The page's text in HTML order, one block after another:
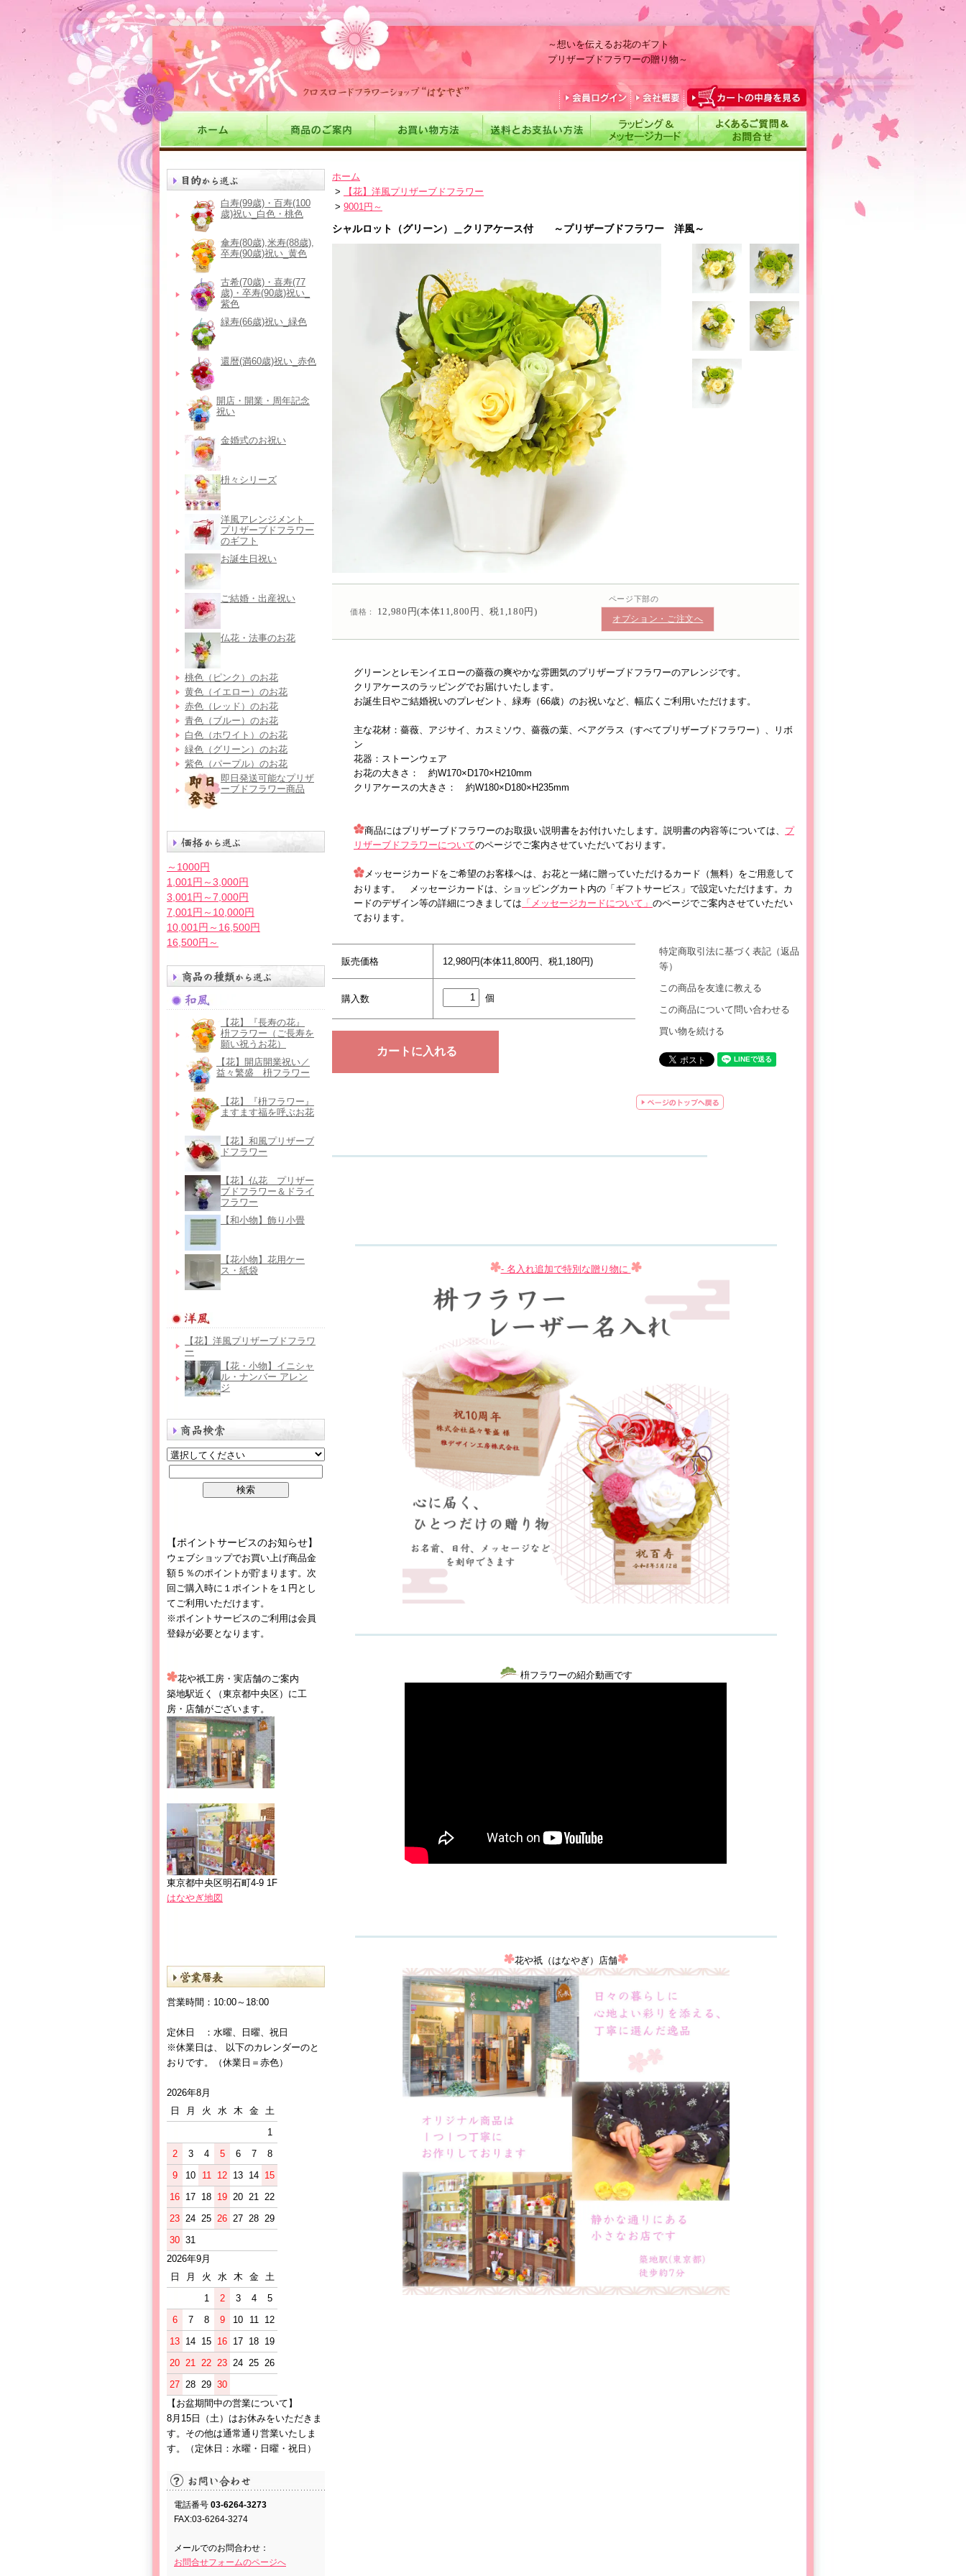
～想いを伝えるお花のギフト
プリザーブドフラワーの贈り物～
白寿(99歳)・百寿(100
歳)祝い_白色・桃色
傘寿(80歳),米寿(88歳),
卒寿(90歳)祝い_黄色
古希(70歳)・喜寿(77
歳)・卒寿(90歳)祝い_
紫色
緑寿(66歳)祝い_緑色
還暦(満60歳)祝い_赤色
開店・開業・周年記念
祝い
金婚式のお祝い
枡々シリーズ
洋風アレンジメント＿
プリザーブドフラワー
のギフト
お誕生日祝い
ご結婚・出産祝い
仏花・法事のお花
桃色（ピンク）のお花
黄色（イエロー）のお花
赤色（レッド）のお花
青色（ブルー）のお花
白色（ホワイト）のお花
緑色（グリーン）のお花
紫色（パープル）のお花
即日発送可能なプリザ
ーブドフラワー商品
～1000円
1,001円～3,000円
3,001円～7,000円
7,001円～10,000円
10,001円～16,500円
16,500円～
【花】『長寿の花』
枡フラワー（ご長寿を
願い祝うお花）
【花】開店開業祝い／
益々繁盛 枡フラワー
【花】『枡フラワー』
ますます福を呼ぶお花
【花】和風プリザーブ
ドフラワー
【花】仏花＿プリザー
ブドフラワー＆ドライ
フラワー
【和小物】飾り小畳
【花小物】花用ケー
ス・紙袋
【花】洋風プリザーブドフラワ
ー
【花・小物】イニシャ
ル・ナンバー アレン
ジ
【ポイントサービスのお知らせ】
ウェブショップでお買い上げ商品金
額５％のポイントが貯まります。次
回ご購入時に１ポイントを１円とし
てご利用いただけます。
※ポイントサービスのご利用は会員
登録が必要となります。
花や祇工房・実店舗のご案内
築地駅近く（東京都中央区）に工
房・店舗がございます。
東京都中央区明石町4-9 1F
はなやぎ地図
営業時間：10:00～18:00
定休日 ：水曜、日曜、祝日
※休業日は、 以下のカレンダーのと
おりです。（休業日＝赤色）
2026年8月
日
月 火 水 木 金
土
1
2
3 4 5 6 7
8
9
10 11 12 13 14 15
16 17 18 19 20 21
22
23 24 25 26 27 28 29
30 31
2026年9月
日
月 火 水 木 金
土
1
2 3 4
5
6
7 8 9 10 11
12
13 14 15 16 17 18 19
20 21 22 23 24 25 26
27 28 29 30
【お盆期間中の営業について】
8月15日（土）はお休みをいただきま
す。その他は通常通り営業いたしま
す。（定休日：水曜・日曜・祝日）
電話番号 03-6264-3273
FAX:03-6264-3274
メールでのお問合わせ：
お問合せフォームのページへ
ホーム
>
【花】洋風プリザーブドフラワー
> 9001円～
シャルロット（グリーン）＿クリアケース付 ～プリザーブドフラワー 洋風～
価格： 12,980円(本体11,800円、税1,180円)
ページ下部の
オプション・ご注文へ
グリーンとレモンイエローの薔薇の爽やかな雰囲気のプリザーブドフラワーのアレンジです。
クリアケースのラッピングでお届けいたします。
お誕生日やご結婚祝いのプレゼント、緑寿（66歳）のお祝いなど、幅広くご利用いただけます。
主な花材：薔薇、アジサイ、カスミソウ、薔薇の葉、ベアグラス（すべてプリザーブドフラワー）、リボ
ン
花器：ストーンウェア
お花の大きさ： 約W170×D170×H210mm
クリアケースの大きさ： 約W180×D180×H235mm
商品にはプリザーブドフラワーのお取扱い説明書をお付けいたします。説明書の内容等については、 プ
リザーブドフラワーについてのページでご案内させていただいております。
メッセージカードをご希望のお客様へは、お花と一緒に贈っていただけるカード（無料）をご用意して
おります。 メッセージカードは、ショッピングカート内の「ギフトサービス」で設定いただけます。カ
ードのデザイン等の詳細につきましては 「メッセージカードについて」 のページでご案内させていただい
ております。
販売価格 12,980円(本体11,800円、税1,180円)
購入数 個
特定商取引法に基づく表記（返品
等）
この商品を友達に教える
この商品について問い合わせる
買い物を続ける
- 名入れ追加で特別な贈り物に
枡フラワーの紹介動画です
花や祇（はなやぎ）店舗